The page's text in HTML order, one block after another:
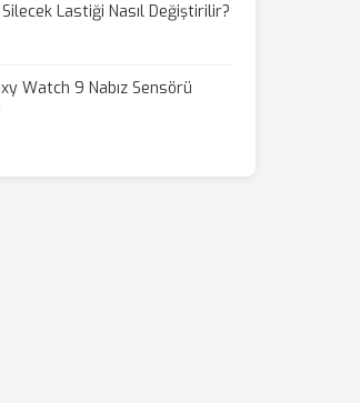
Lastiği Nasıl Değiştirilir?
Watch 9 Nabız Sensörü